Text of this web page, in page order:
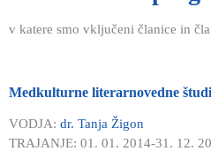
v katere smo vključeni članice in
Medkulturne literarnovedne
VODJA: dr. Tanja Žigon
TRAJANJE: 01. 01. 2014-31. 12.